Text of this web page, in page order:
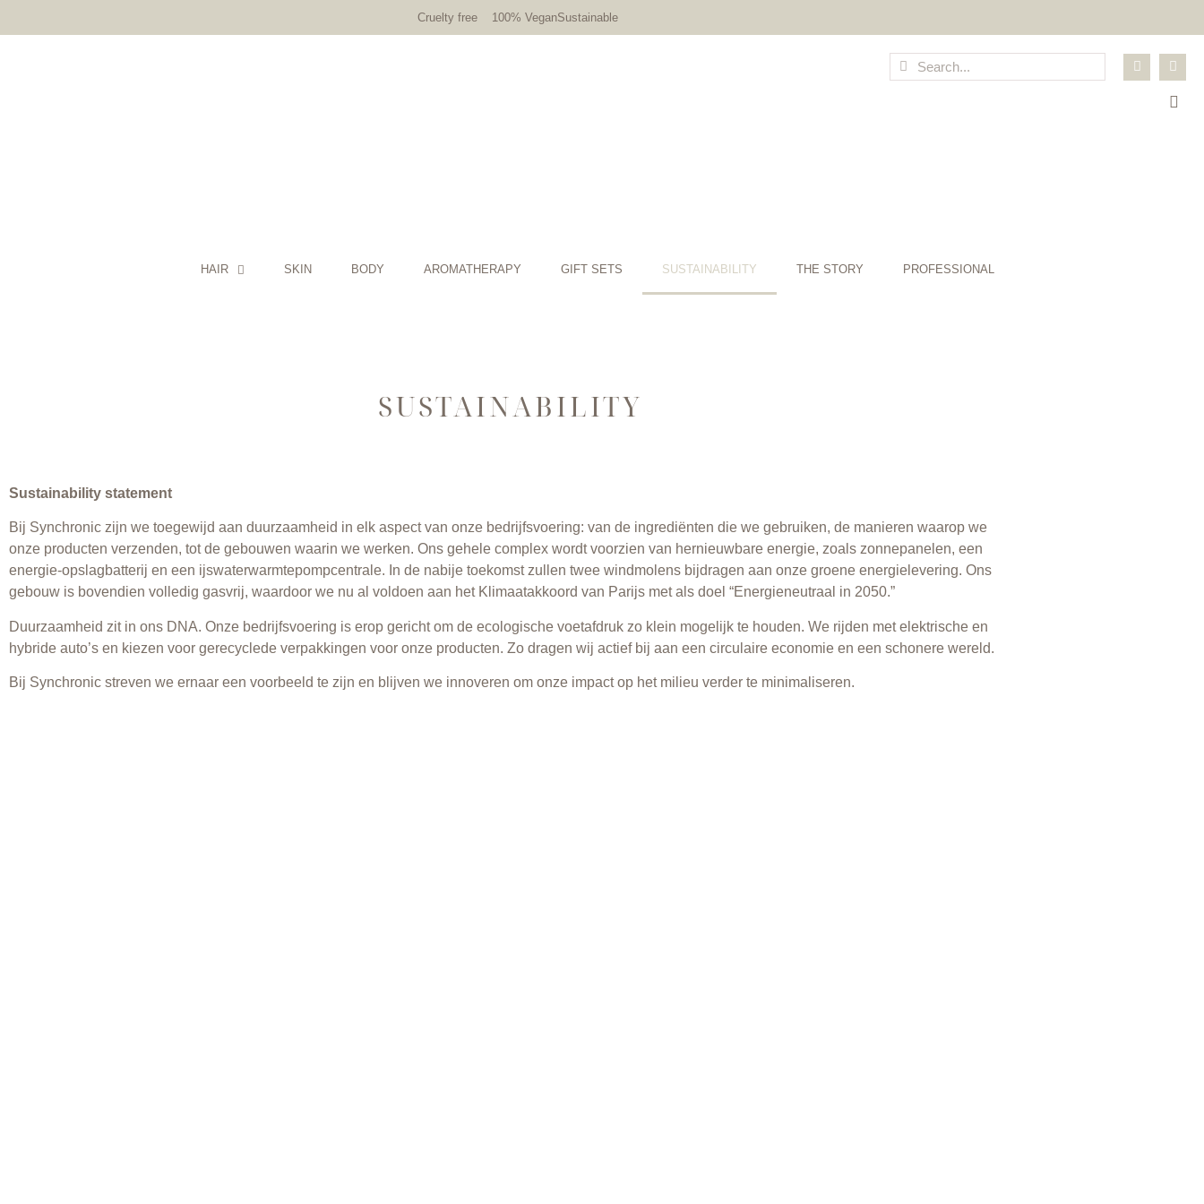
Cruelty free 100% VeganSustainable
HAIR SKIN BODY AROMATHERAPY GIFT SETS SUSTAINABILITY THE STORY PROFESSIONAL
SUSTAINABILITY
Sustainability statement
Bij Synchronic zijn we toegewijd aan duurzaamheid in elk aspect van onze bedrijfsvoering: van de ingrediënten die we gebruiken, de manieren waarop we
onze producten verzenden, tot de gebouwen waarin we werken. Ons gehele complex wordt voorzien van hernieuwbare energie, zoals zonnepanelen, een
energie-opslagbatterij en een ijswaterwarmtepompcentrale. In de nabije toekomst zullen twee windmolens bijdragen aan onze groene energielevering. Ons
gebouw is bovendien volledig gasvrij, waardoor we nu al voldoen aan het Klimaatakkoord van Parijs met als doel “Energieneutraal in 2050.”
Duurzaamheid zit in ons DNA. Onze bedrijfsvoering is erop gericht om de ecologische voetafdruk zo klein mogelijk te houden. We rijden met elektrische en
hybride auto’s en kiezen voor gerecyclede verpakkingen voor onze producten. Zo dragen wij actief bij aan een circulaire economie en een schonere wereld.
Bij Synchronic streven we ernaar een voorbeeld te zijn en blijven we innoveren om onze impact op het milieu verder te minimaliseren.